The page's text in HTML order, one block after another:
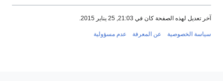
تعديل لهذه الصفحة كان في 21:03, 25 يناير 2015.
الخصوصية عن المعرفة عدم مسؤولية